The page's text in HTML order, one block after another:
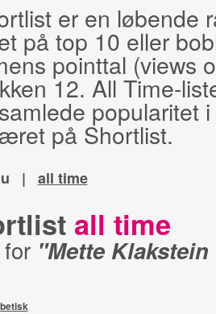
er en løbende
på top 10 eller
pointtal (views
12. All Time-
popularitet
på Shortlist.
| all time
all time
"Mette